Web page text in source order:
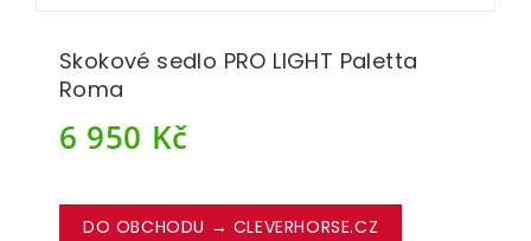
Skokové sedlo PRO LIGHT Paletta
Roma
6 950 Kč
DO OBCHODU → CLEVERHORSE.CZ